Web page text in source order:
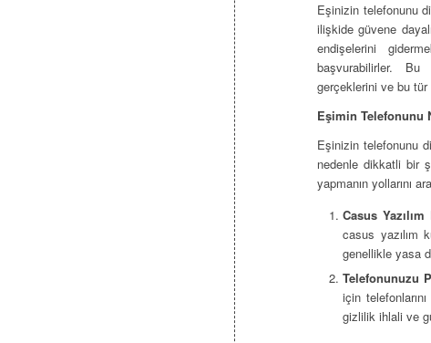
Eşinizin telefonunu
ilişkide güvene
endişelerini
başvurabilirler. Bu
gerçeklerini ve bu tür
Eşimin Telefonunu
Eşinizin telefonunu
nedenle dikkatli bir
yapmanın yollarını
Casus Yazılım
casus yazılım
genellikle yasa
Telefonunuzu
için
gizlilik ihlali ve